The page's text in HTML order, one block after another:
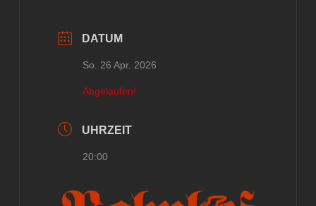
DATUM
So. 26 Apr. 2026
Abgelaufen!
UHRZEIT
20:00